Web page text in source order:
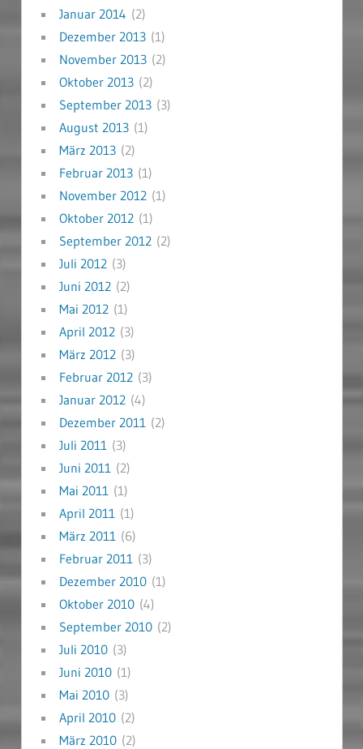
Januar 2014 (2)
Dezember 2013(1)
November 2013(2)
Oktober 2013(2)
September 2013(3)
August 2013(1)
März 2013(2)
Februar 2013(1)
November 2012(1)
Oktober 2012(1)
September 2012(2)
Juli 2012(3)
Juni 2012(2)
Mai 2012(1)
April 2012(3)
März 2012(3)
Februar 2012(3)
Januar 2012(4)
Dezember 2011 (2)
Juli 2011 (3)
Juni 2011 (2)
Mai 2011 (1)
April 2011 (1)
März 2011 (6)
Februar 2011 (3)
Dezember 2010(1)
Oktober 2010(4)
September 2010(2)
Juli 2010(3)
Juni 2010(1)
Mai 2010(3)
April 2010(2)
März 2010(2)